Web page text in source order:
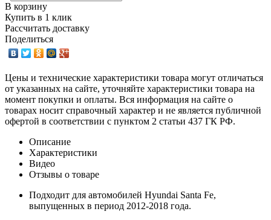
В корзину
Купить в 1 клик
Рассчитать доставку
Поделиться
Цены и технические характеристики товара могут отличаться
от указанных на сайте, уточняйте характеристики товара на
момент покупки и оплаты. Вся информация на сайте о
товарах носит справочный характер и не является публичной
офертой в соответствии с пунктом 2 статьи 437 ГК РФ.
Описание
Характеристики
Видео
Отзывы о товаре
Подходит для автомобилей Hyundai Santa Fe,
выпущенных в период 2012-2018 года.